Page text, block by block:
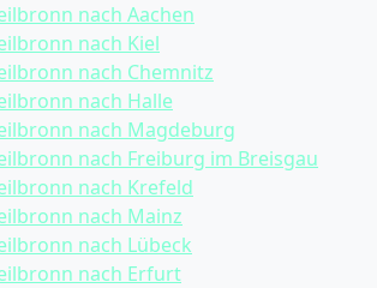
nach Aachen
nach Kiel
nach Chemnitz
nach Halle
nach Magdeburg
nach Freiburg im Breisgau
nach Krefeld
nach Mainz
nach Lübeck
nach Erfurt